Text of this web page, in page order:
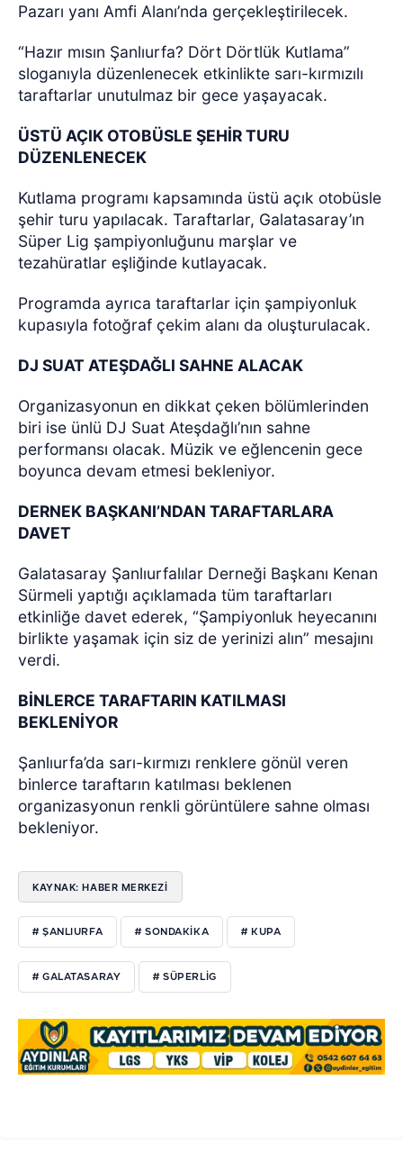
Pazarı yanı Amfi Alanı’nda gerçekleştirilecek.
“Hazır mısın Şanlıurfa? Dört Dörtlük Kutlama”
sloganıyla düzenlenecek etkinlikte sarı-kırmızılı
taraftarlar unutulmaz bir gece yaşayacak.
ÜSTÜ AÇIK OTOBÜSLE ŞEHİR TURU
DÜZENLENECEK
Kutlama programı kapsamında üstü açık otobüsle
şehir turu yapılacak. Taraftarlar, Galatasaray’ın
Süper Lig şampiyonluğunu marşlar ve
tezahüratlar eşliğinde kutlayacak.
Programda ayrıca taraftarlar için şampiyonluk
kupasıyla fotoğraf çekim alanı da oluşturulacak.
DJ SUAT ATEŞDAĞLI SAHNE ALACAK
Organizasyonun en dikkat çeken bölümlerinden
biri ise ünlü DJ Suat Ateşdağlı’nın sahne
performansı olacak. Müzik ve eğlencenin gece
boyunca devam etmesi bekleniyor.
DERNEK BAŞKANI’NDAN TARAFTARLARA
DAVET
Galatasaray Şanlıurfalılar Derneği Başkanı Kenan
Sürmeli yaptığı açıklamada tüm taraftarları
etkinliğe davet ederek, “Şampiyonluk heyecanını
birlikte yaşamak için siz de yerinizi alın” mesajını
verdi.
BİNLERCE TARAFTARIN KATILMASI
BEKLENİYOR
Şanlıurfa’da sarı-kırmızı renklere gönül veren
binlerce taraftarın katılması beklenen
organizasyonun renkli görüntülere sahne olması
bekleniyor.
KAYNAK: HABER MERKEZİ
# ŞANLIURFA # SONDAKIKA # KUPA
# GALATASARAY # SÜPERLIG